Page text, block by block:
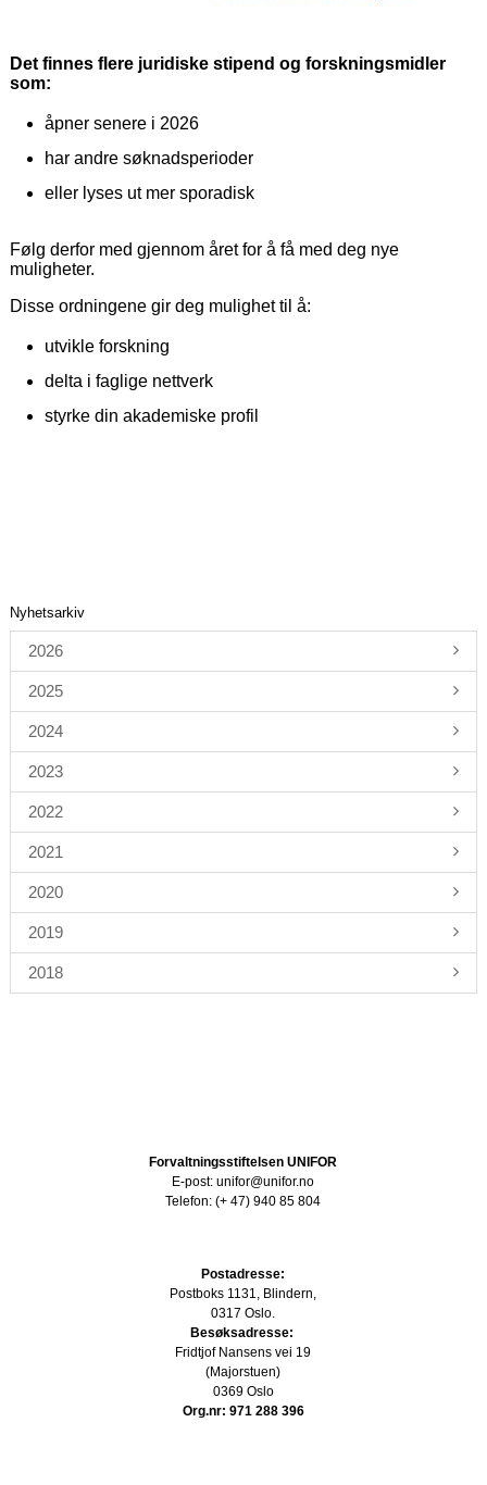
Det finnes flere juridiske stipend og forskningsmidler
som:
åpner senere i 2026
har andre søknadsperioder
eller lyses ut mer sporadisk
Følg derfor med gjennom året for å få med deg nye
muligheter.
Disse ordningene gir deg mulighet til å:
utvikle forskning
delta i faglige nettverk
styrke din akademiske profil
Nyhetsarkiv
2026
2025
2024
2023
2022
2021
2020
2019
2018
Forvaltningsstiftelsen UNIFOR
E-post: unifor@unifor.no
Telefon: (+ 47) 940 85 804
Postadresse:
Postboks 1131, Blindern,
0317 Oslo.
Besøksadresse:
Fridtjof Nansens vei 19
(Majorstuen)
0369 Oslo
Org.nr: 971 288 396